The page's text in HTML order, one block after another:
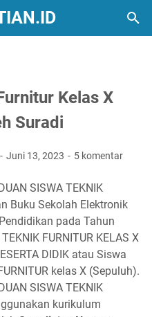
Kelas X
Suradi
Juni 13, 2023 5 komentar
SISWA TEKNIK
Buku Sekolah Elektronik
pada Tahun
FURNITUR KELAS X
DIDIK atau Siswa
kelas X (Sepuluh).
SISWA TEKNIK
kurikulum